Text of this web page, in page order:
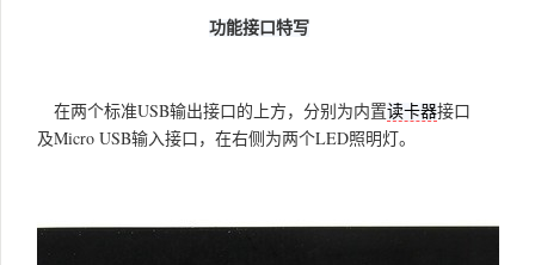
功能接口特写
在两个标准USB输出接口的上方，分别为内置读卡器接口
及Micro USB输入接口，在右侧为两个LED照明灯。